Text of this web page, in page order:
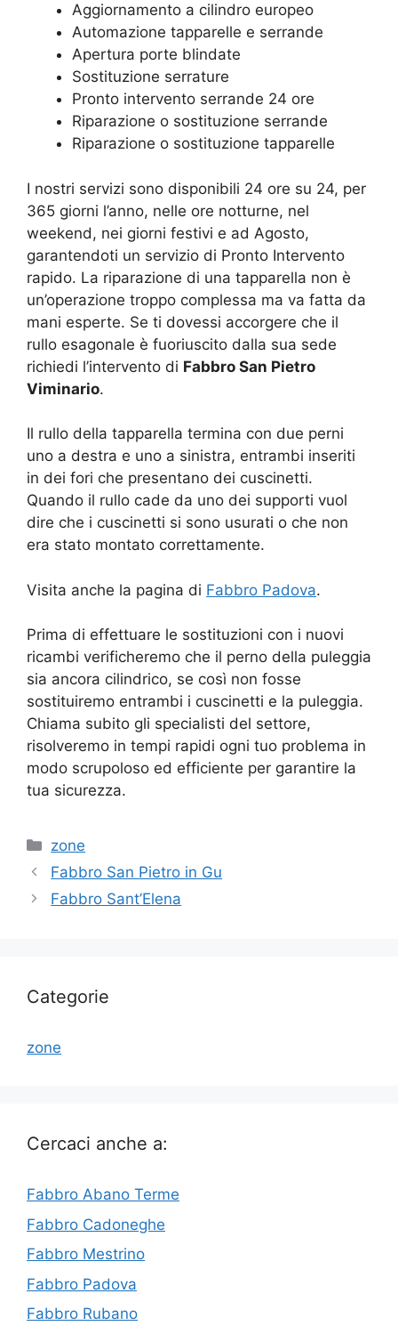
Aggiornamento a cilindro europeo
Automazione tapparelle e serrande
Apertura porte blindate
Sostituzione serrature
Pronto intervento serrande 24 ore
Riparazione o sostituzione serrande
Riparazione o sostituzione tapparelle
I nostri servizi sono disponibili 24 ore su 24, per
365 giorni l’anno, nelle ore notturne, nel
weekend, nei giorni festivi e ad Agosto,
garantendoti un servizio di Pronto Intervento
rapido. La riparazione di una tapparella non è
un’operazione troppo complessa ma va fatta da
mani esperte. Se ti dovessi accorgere che il
rullo esagonale è fuoriuscito dalla sua sede
richiedi l’intervento di Fabbro San Pietro
Viminario.
Il rullo della tapparella termina con due perni
uno a destra e uno a sinistra, entrambi inseriti
in dei fori che presentano dei cuscinetti.
Quando il rullo cade da uno dei supporti vuol
dire che i cuscinetti si sono usurati o che non
era stato montato correttamente.
Visita anche la pagina di Fabbro Padova.
Prima di effettuare le sostituzioni con i nuovi
ricambi verificheremo che il perno della puleggia
sia ancora cilindrico, se così non fosse
sostituiremo entrambi i cuscinetti e la puleggia.
Chiama subito gli specialisti del settore,
risolveremo in tempi rapidi ogni tuo problema in
modo scrupoloso ed efficiente per garantire la
tua sicurezza.
Categorie
zone
Fabbro San Pietro in Gu
Fabbro Sant’Elena
Categorie
zone
Cercaci anche a:
Fabbro Abano Terme
Fabbro Cadoneghe
Fabbro Mestrino
Fabbro Padova
Fabbro Rubano